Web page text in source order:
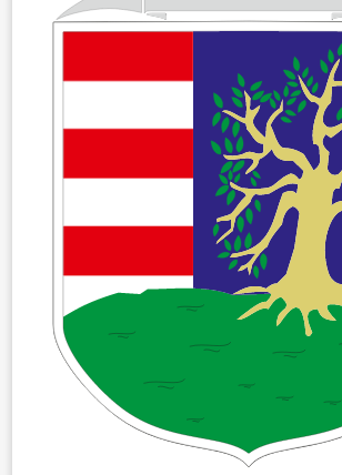
ÖNKORMÁNYZAT
ÜGYINTÉZÉS
KÖZÖSSÉG
HÍREK